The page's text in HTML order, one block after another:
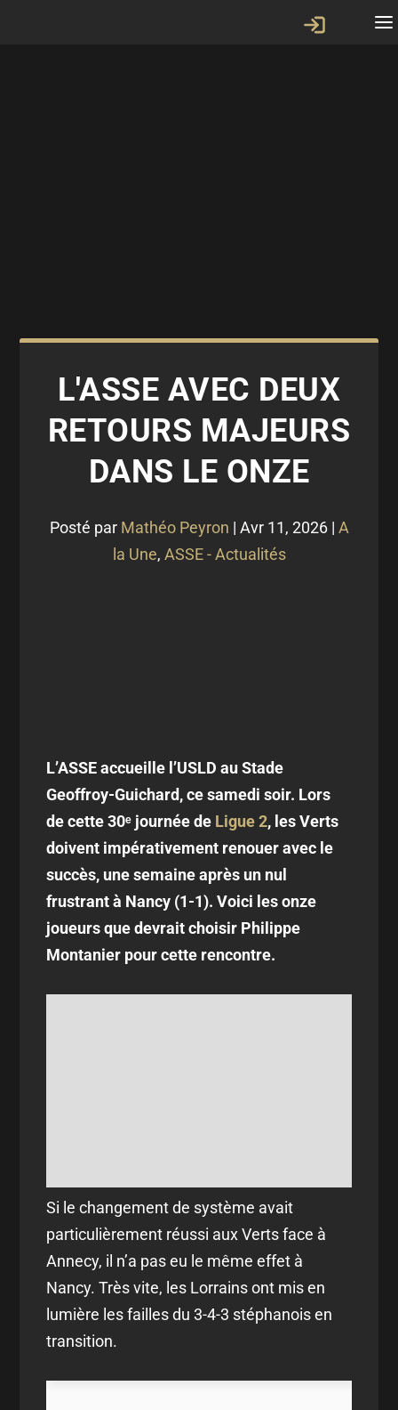
L'ASSE AVEC DEUX
RETOURS MAJEURS
DANS LE ONZE
Posté par Mathéo Peyron | Avr 11, 2026| A
la Une, ASSE - Actualités
L’ASSE accueille l’USLD au Stade
Geoffroy-Guichard, ce samedi soir. Lors
de cette 30ᵉ journée de Ligue 2, les Verts
doivent impérativement renouer avec le
succès, une semaine après un nul
frustrant à Nancy (1-1). Voici les onze
joueurs que devrait choisir Philippe
Montanier pour cette rencontre.
Si le changement de système avait
particulièrement réussi aux Verts face à
Annecy, il n’a pas eu le même effet à
Nancy. Très vite, les Lorrains ont mis en
lumière les failles du 3-4-3 stéphanois en
transition.